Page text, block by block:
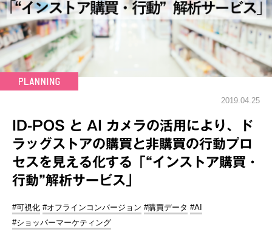
2019.04.25
ID-POS と AI カメラの活用により、ド
ラッグストアの購買と非購買の行動プロ
セスを見える化する「“インストア購買・
行動”解析サービス」
#可視化 #オフラインコンバージョン #購買データ #AI
#ショッパーマーケティング